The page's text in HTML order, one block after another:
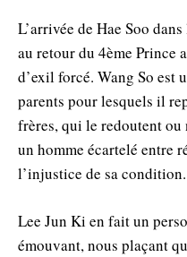
L’arrivée de Hae Soo
au retour du 4ème Prince
d’exil forcé. Wang So est
parents pour lesquels il
frères, qui le redoutent ou
un homme écartelé entre
l’injustice de sa condition.
Lee Jun Ki en fait un
émouvant, nous plaçant